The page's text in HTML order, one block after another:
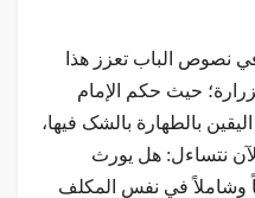
نصوص الباب تعزز هذا
حيث حكم الإمام
بالطهارة بالشک فيها،
نتساءل: هل يورث
وشاملاً في نفس المكلف